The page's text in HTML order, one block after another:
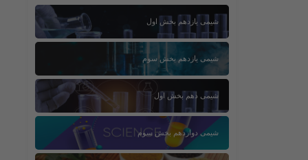
شیمی یازدهم بخش اول
شیمی یازدهم بخش سوم
شیمی دهم بخش اول
شیمی دوازدهم بخش سوم